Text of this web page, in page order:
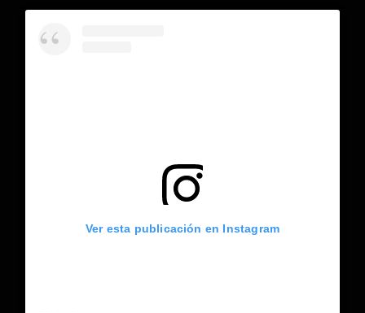
Ver esta publicación en Instagram